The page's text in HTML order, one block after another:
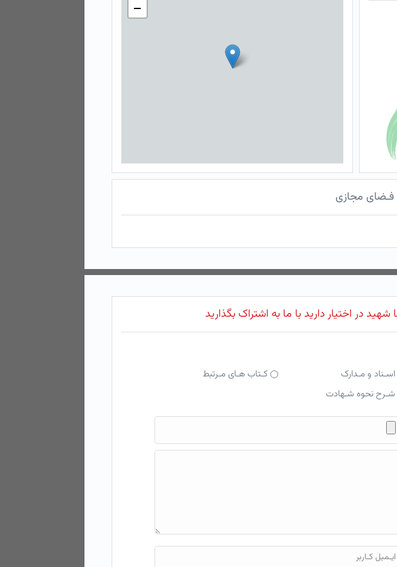
−
فـضای مجازی
در اختیار دارید با ما به اشتراک بگذارید
اسـناد و مـدارک
کـتاب هـای مـرتبط
شـرح نحوه شـهادت
فایل محتوای ارسالی